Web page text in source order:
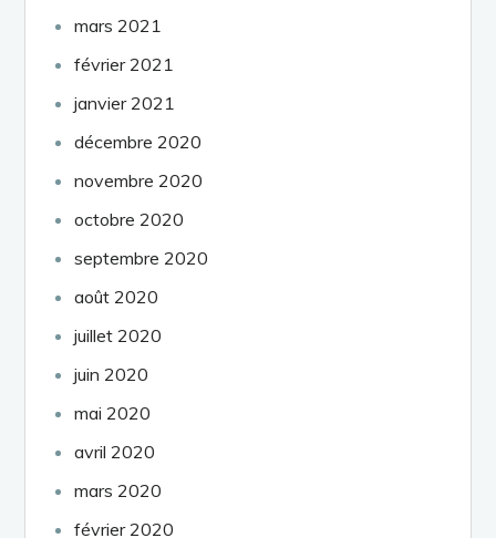
mars 2021
février 2021
janvier 2021
décembre 2020
novembre 2020
octobre 2020
septembre 2020
août 2020
juillet 2020
juin 2020
mai 2020
avril 2020
mars 2020
février 2020